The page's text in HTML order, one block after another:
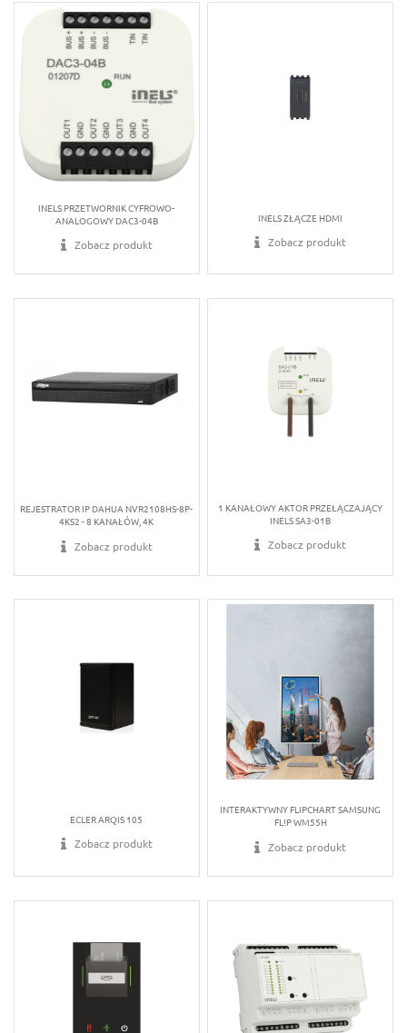
INELS PRZETWORNIK CYFROWO-
ANALOGOWY DAC3-04B
Zobacz produkt
INELS ZŁĄCZE HDMI
Zobacz produkt
REJESTRATOR IP DAHUA NVR2108HS-8P-
4KS2 - 8 KANAŁÓW, 4K
Zobacz produkt
1 KANAŁOWY AKTOR PRZEŁĄCZAJĄCY
INELS SA3-01B
Zobacz produkt
ECLER ARQIS 105
Zobacz produkt
INTERAKTYWNY FLIPCHART SAMSUNG
FL!P WM55H
Zobacz produkt